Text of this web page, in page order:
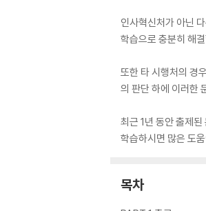
인사혁신처가 아닌
학습으로 충분히 해
또한 타 시행처의 경
의 판단 하에 이러한
최근 1년 동안 출제
학습하시면 많은 도
목차